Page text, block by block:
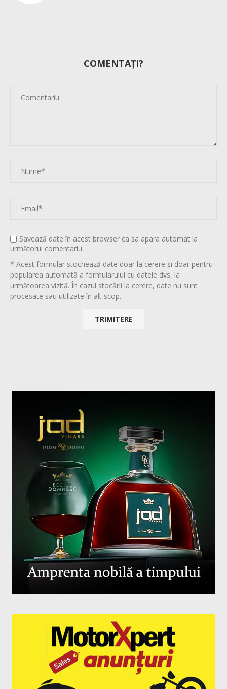
COMENTAȚI?
Savează date în acest browser ca sa apara automat la
următorul comentariu.
* Acest formular stochează date doar la cerere și doar pentru
popularea automată a formularului cu datele dvs, la
următoarea vizită. În cazul stocării la cerere, date nu sunt
procesate sau utilizate în alt scop.